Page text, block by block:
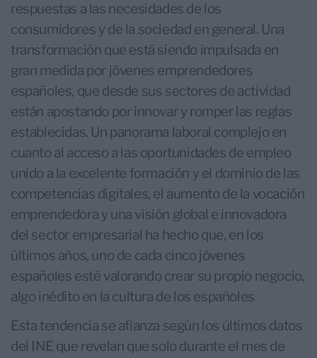
respuestas a las necesidades de los
consumidores y de la sociedad en general. Una
transformación que está siendo impulsada en
gran medida por jóvenes emprendedores
españoles, que desde sus sectores de actividad
están apostando por innovar y romper las reglas
establecidas. Un panorama laboral complejo en
cuanto al acceso a las oportunidades de empleo
unido a la excelente formación y el dominio de las
competencias digitales, el aumento de la vocación
emprendedora y una visión global e innovadora
del sector empresarial ha hecho que, en los
últimos años, uno de cada cinco jóvenes
españoles esté valorando crear su propio negocio,
algo inédito en la cultura de los españoles
Esta tendencia se afianza según los últimos datos
del INE que revelan que solo durante el mes de